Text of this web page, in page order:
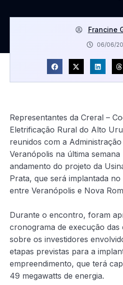
Francine
06/06/
Representantes da Creral –
Eletrificação Rural do Alto
reunidos com a
Veranópolis na última
andamento do projeto da
Prata, que será implantada
entre Veranópolis e Nova
Durante o encontro, foram
cronograma de execução
sobre os investidores
etapas previstas para a
empreendimento, que terá
49 megawatts de energia.